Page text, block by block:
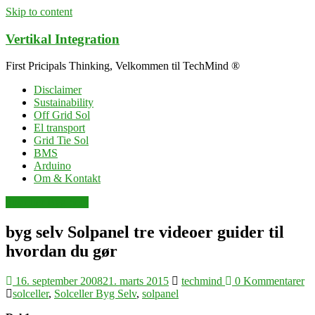
Skip to content
Vertikal Integration
First Pricipals Thinking, Velkommen til TechMind ®
Disclaimer
Sustainability
Off Grid Sol
El transport
Grid Tie Sol
BMS
Arduino
Om & Kontakt
byg selv Solpanel tre videoer guider til
hvordan du gør
16. september 200821. marts 2015 techmind
0 Kommentarer
solceller, Solceller Byg Selv, solpanel